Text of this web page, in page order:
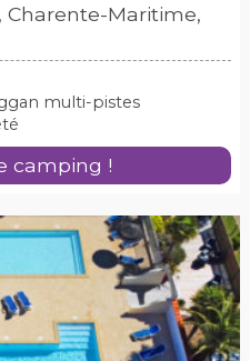
Charente-Maritime,
multi-pistes
camping !